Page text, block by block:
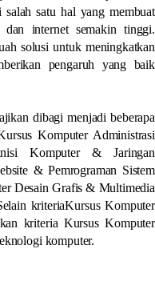
satu hal yang membuat
dan internet semakin tinggi.
solusi untuk meningkatkan
pengaruh yang baik
dibagi menjadi beberapa
Komputer Administrasi
Komputer & Jaringan
& Pemrograman Sistem
Desain Grafis & Multimedia
kriteriaKursus Komputer
kriteria Kursus Komputer
komputer.